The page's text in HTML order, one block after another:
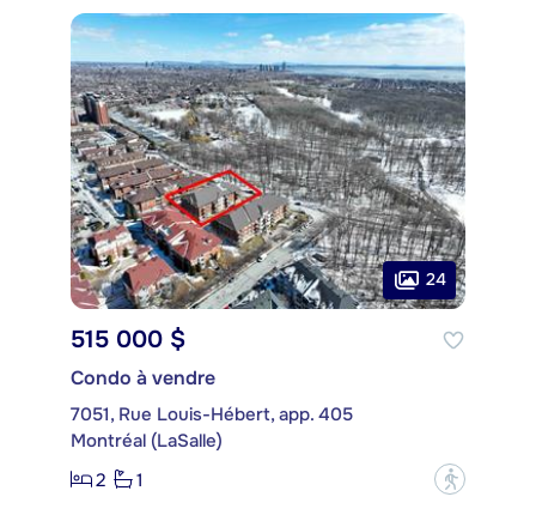
24
515 000 $
Condo à vendre
7051, Rue Louis-Hébert, app. 405
Montréal (LaSalle)
2
1 ?